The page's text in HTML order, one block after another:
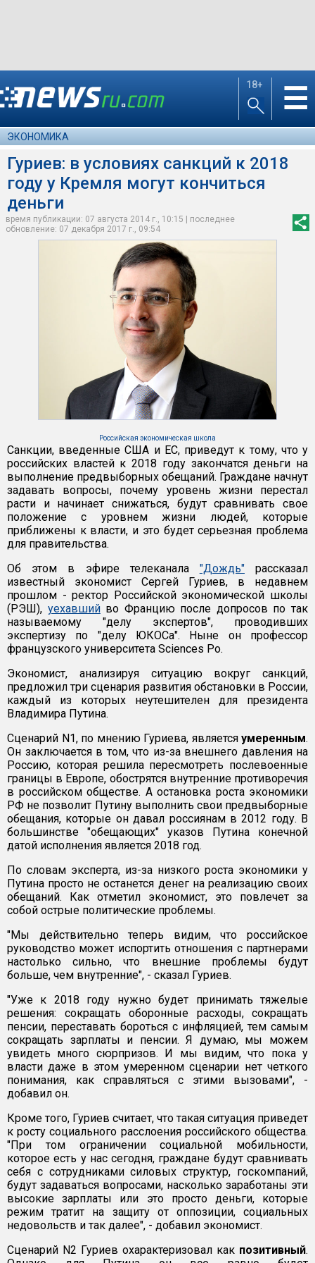
18+ ☰
ЭКОНОМИКА
Гуриев: в условиях санкций к 2018
году у Кремля могут кончиться
деньги
время публикации: 07 августа 2014 г., 10:15 | последнее
обновление: 07 декабря 2017 г., 09:54
Российская экономическая школа
Санкции, введенные США и ЕС, приведут к тому, что у
российских властей к 2018 году закончатся деньги на
выполнение предвыборных обещаний. Граждане начнут
задавать вопросы, почему уровень жизни перестал
расти и начинает снижаться, будут сравнивать свое
положение с уровнем жизни людей, которые
приближены к власти, и это будет серьезная проблема
для правительства.
Об этом в эфире телеканала "Дождь"рассказал
известный экономист Сергей Гуриев, в недавнем
прошлом - ректор Российской экономической школы
(РЭШ), уехавшийво Францию после допросов по так
называемому "делу экспертов", проводивших
экспертизу по "делу ЮКОСа". Ныне он профессор
французского университета Sciences Po.
Экономист, анализируя ситуацию вокруг санкций,
предложил три сценария развития обстановки в России,
каждый из которых неутешителен для президента
Владимира Путина.
Сценарий N1, по мнению Гуриева, является умеренным.
Он заключается в том, что из-за внешнего давления на
Россию, которая решила пересмотреть послевоенные
границы в Европе, обострятся внутренние противоречия
в российском обществе. А остановка роста экономики
РФ не позволит Путину выполнить свои предвыборные
обещания, которые он давал россиянам в 2012 году. В
большинстве "обещающих" указов Путина конечной
датой исполнения является 2018 год.
По словам эксперта, из-за низкого роста экономики у
Путина просто не останется денег на реализацию своих
обещаний. Как отметил экономист, это повлечет за
собой острые политические проблемы.
"Мы действительно теперь видим, что российское
руководство может испортить отношения с партнерами
настолько сильно, что внешние проблемы будут
больше, чем внутренние", - сказал Гуриев.
"Уже к 2018 году нужно будет принимать тяжелые
решения: сокращать оборонные расходы, сокращать
пенсии, переставать бороться с инфляцией, тем самым
сокращать зарплаты и пенсии. Я думаю, мы можем
увидеть много сюрпризов. И мы видим, что пока у
власти даже в этом умеренном сценарии нет четкого
понимания, как справляться с этими вызовами", -
добавил он.
Кроме того, Гуриев считает, что такая ситуация приведет
к росту социального расслоения российского общества.
"При том ограничении социальной мобильности,
которое есть у нас сегодня, граждане будут сравнивать
себя с сотрудниками силовых структур, госкомпаний,
будут задаваться вопросами, насколько заработаны эти
высокие зарплаты или это просто деньги, которые
режим тратит на защиту от оппозиции, социальных
недовольств и так далее", - добавил экономист.
Сценарий N2 Гуриев охарактеризовал как позитивный.